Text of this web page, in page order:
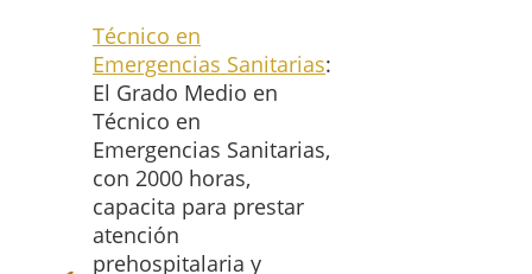
Técnico en
Emergencias Sanitarias:
El Grado Medio en
Técnico en
Emergencias Sanitarias,
con 2000 horas,
capacita para prestar
atención
prehospitalaria y